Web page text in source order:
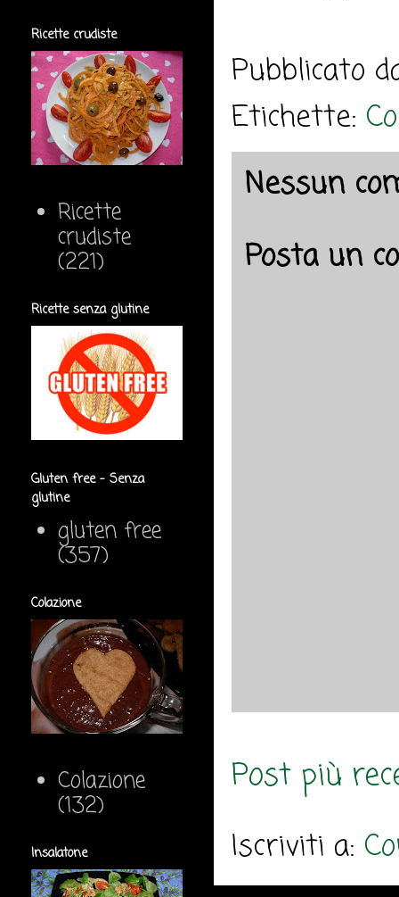
Pubblicato
Etichette:
Nessun
Posta un
Post più
Iscriviti a:
Ricette crudiste
Ricette
crudiste
(221)
Ricette senza glutine
Gluten free - Senza
glutine
gluten free
(357)
Colazione
Colazione
(132)
Insalatone